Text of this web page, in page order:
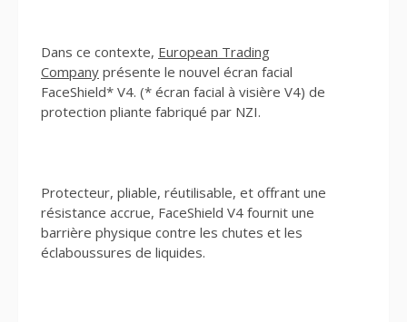
Dans ce contexte, European Trading
Company présente le nouvel écran facial
FaceShield* V4. (* écran facial à visière V4) de
protection pliante fabriqué par NZI.
Protecteur, pliable, réutilisable, et offrant une
résistance accrue, FaceShield V4 fournit une
barrière physique contre les chutes et les
éclaboussures de liquides.